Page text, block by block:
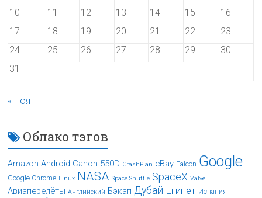
10
11 12 13 14 15
16
17
18 19 20 21 22
23
24
25 26 27 28 29
30
31
« Ноя
Облако тэгов
Amazon Android Canon 550D CrashPlan eBay Falcon Google
Google Chrome Linux NASA Space Shuttle SpaceX Valve
Авиаперелёты Английский Бэкап Дубай Египет Испания